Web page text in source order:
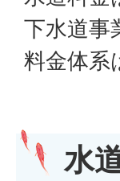
下水道事
料金体系
水